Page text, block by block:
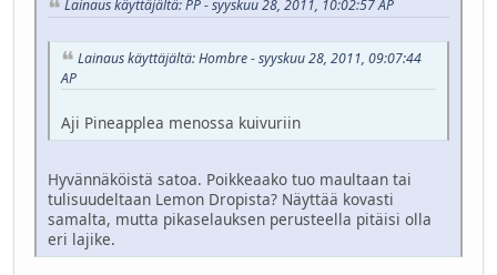
Lainaus käyttäjältä: PP - syyskuu 28, 2011, 10:02:57 AP
Lainaus käyttäjältä: Hombre - syyskuu 28, 2011, 09:07:44
AP
Aji Pineapplea menossa kuivuriin
Hyvännäköistä satoa. Poikkeaako tuo maultaan tai
tulisuudeltaan Lemon Dropista? Näyttää kovasti
samalta, mutta pikaselauksen perusteella pitäisi olla
eri lajike.